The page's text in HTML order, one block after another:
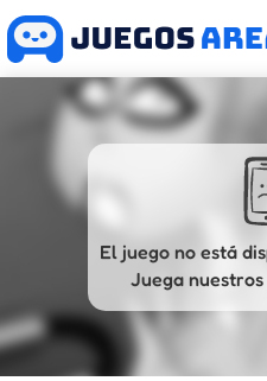
El juego no está
Juega